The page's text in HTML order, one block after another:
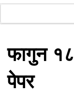
फागुन
पेपर